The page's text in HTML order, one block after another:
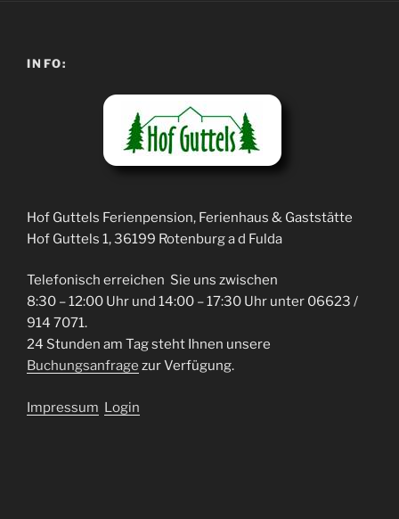
INFO:
Hof Guttels Ferienpension, Ferienhaus & Gaststätte
Hof Guttels 1, 36199 Rotenburg a d Fulda
Telefonisch erreichen Sie uns zwischen
8:30 – 12:00 Uhr und 14:00 – 17:30 Uhr unter 06623 /
914 7071.
24 Stunden am Tag steht Ihnen unsere
Buchungsanfrage zur Verfügung.
Impressum Login